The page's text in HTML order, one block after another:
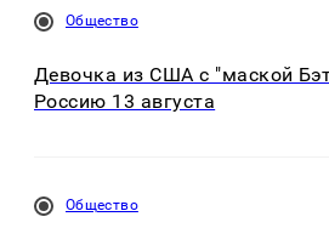
Общество
Девочка из США с "маской
Россию 13 августа
Общество